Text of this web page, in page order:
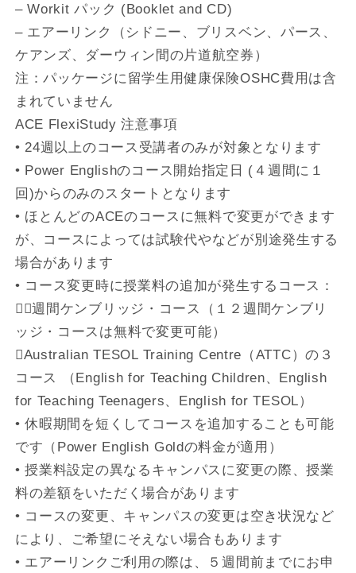
– Workit パック (Booklet and CD)
– エアーリンク（シドニー、ブリスベン、パース、
ケアンズ、ダーウィン間の片道航空券）
注：パッケージに留学生用健康保険OSHC費用は含
まれていません
ACE FlexiStudy 注意事項
• 24週以上のコース受講者のみが対象となります
• Power Englishのコース開始指定日 (４週間に１
回)からのみのスタートとなります
• ほとんどのACEのコースに無料で変更ができます
が、コースによっては試験代やなどが別途発生する
場合があります
• コース変更時に授業料の追加が発生するコース：
􀂄８週間ケンブリッジ・コース（１２週間ケンブリ
ッジ・コースは無料で変更可能）
􀂄Australian TESOL Training Centre（ATTC）の３
コース （English for Teaching Children、English
for Teaching Teenagers、English for TESOL）
• 休暇期間を短くしてコースを追加することも可能
です（Power English Goldの料金が適用）
• 授業料設定の異なるキャンパスに変更の際、授業
料の差額をいただく場合があります
• コースの変更、キャンパスの変更は空き状況など
により、ご希望にそえない場合もあります
• エアーリンクご利用の際は、５週間前までにお申